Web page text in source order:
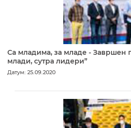
Са младима, за младе - Завршен
млади, сутра лидери”
Датум: 25.09.2020